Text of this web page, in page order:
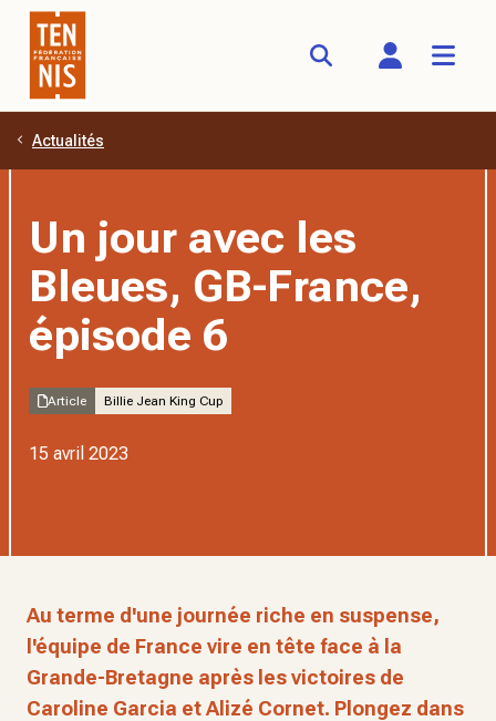
Aller au contenu principal
Actualités
Un jour avec les
Bleues, GB-France,
épisode 6
Article Billie Jean King Cup
15 avril 2023
Au terme d'une journée riche en suspense,
l'équipe de France vire en tête face à la
Grande-Bretagne après les victoires de
Caroline Garcia et Alizé Cornet. Plongez dans